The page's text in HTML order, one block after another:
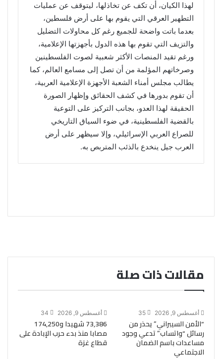
لهذا الكيان، أن تكف عن تخاذلها، ليتوقف عن عمليات
التطهير العرقي التي يقوم بها على أرض فلسطين،
بعدما باتت واضحة للجميع رغم كل محاولات التضليل
والتزيف التي تقوم بها هذه الدول بأجهزتها الإعلامية،
ورغم تقيد المنصات الأكثر شعبية لصوت الفلسطينين
وصرخاتهم المؤلمة من أن تصل إلى مسامع العالم، كما
يطالب مجلس أمناء الشعبة الأجهزة الإعلامية العربية،
أن تقوم بدورها في كشف الحقائق وإظهار الصورة
الحقيقة لهذا العدو، بجانب التركيز على التوعية
بالقضية الفلسطينية، في ضوء السياق التاريخي
للصراع العربي الإسرائيلي، وإلا سيظهر على أرض
العرب جيل ينخدع بالذئب المتربص به.
مقالات ذات صلة
أغسطس 9, 2026 35
“الأمن السيبراني” يحذر من
رسائل “واتساب” تدعي وجود
مساعدات باسم الضمان
الاجتماعي
أغسطس 9, 2026 34
73,386 شهيدا و174,250
مصابا منذ بدء حرب الإبادة على
قطاع غزة